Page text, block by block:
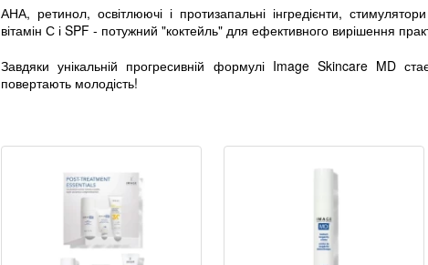
АНА, ретинол, освітлюючі і протизапальні інгредієнти,
вітамін С і SPF - потужний "коктейль" для ефективного вирішення
Завдяки унікальній прогресивній формулі Image Skincare MD
повертають молодість!